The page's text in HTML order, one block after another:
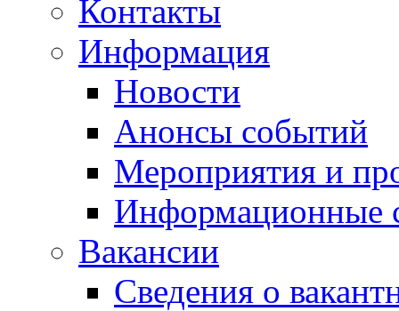
Контакты
Информация
Новости
Анонсы событий
Мероприятия и
Информационные
Вакансии
Сведения о